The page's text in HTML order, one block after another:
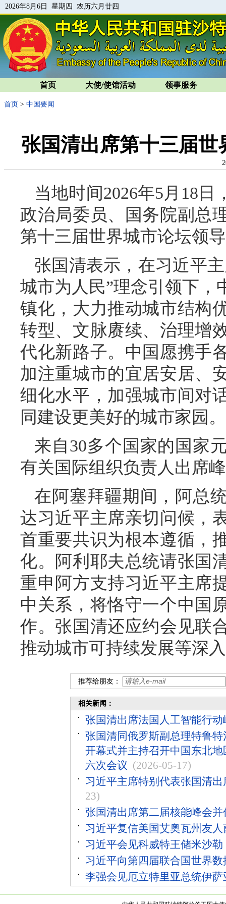
2026年8月6日 星期四 农历六月廿四
首页 大使/使馆活动 领事服务
首页 > 中国要闻
张国清出席第十三届
当地时间2026年5月18
政治局委员、国务院副总
第十三届世界城市论坛领
张国清表示，在习近平
城市为人民”理念引领下，
镇化，大力推动城市结构
转型、文脉赓续、治理增
代化新路子。中国愿携手
加注重城市的宜居安居、
细化水平，加强城市间对
同建设更美好的城市家园。
来自30多个国家的国家
有关国际组织负责人出席
在阿塞拜疆期间，阿总
达习近平主席亲切问候，
首重要共识为根本遵循，
化。阿利耶夫总统请张国
重申阿方支持习近平主席
中关系，将恪守一个中国
作。张国清还应约会见联
推动城市可持续发展等深
推荐给朋友：
相关新闻：
张国清出席法国人工智能行
张国清同俄罗斯副总理特鲁
开幕式并主持召开中国东北
六次会议 (2026-05-17)
习近平主席特别代表张国清
23)
张国清出席第二届核能峰会
习近平复信美国艾奥瓦州友人
习近平会见科威特王储米沙勒
习近平向第四届联合国世界
李强会见厄立特里亚总统伊萨